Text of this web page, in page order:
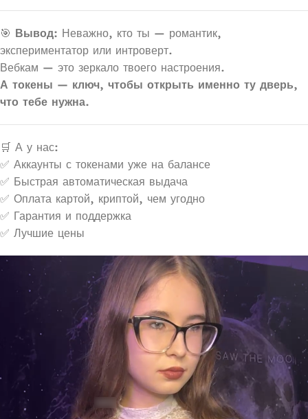
🎯 Вывод: Неважно, кто ты — романтик,
экспериментатор или интроверт.
Вебкам — это зеркало твоего настроения.
А токены — ключ, чтобы открыть именно ту дверь,
что тебе нужна.
🛒 А у нас:
✅ Аккаунты с токенами уже на балансе
✅ Быстрая автоматическая выдача
✅ Оплата картой, криптой, чем угодно
✅ Гарантия и поддержка
✅ Лучшие цены